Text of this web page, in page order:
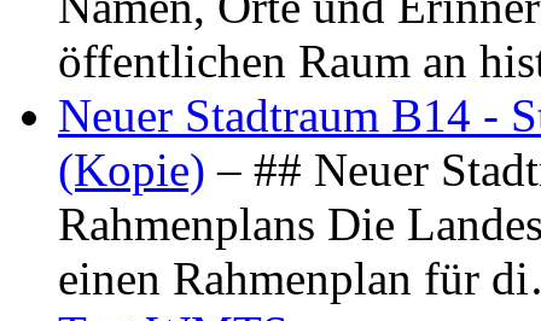
öffentlichen Raum an
Neuer Stadtraum B14 -
(Kopie) – ## Neuer
Rahmenplans Die
einen Rahmenplan für